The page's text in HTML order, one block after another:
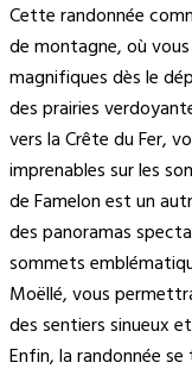
Cette randonnée
de montagne, où
magnifiques dès le
des prairies
vers la Crête du Fer,
imprenables sur les
de Famelon est un
des panoramas
sommets
Moëllé, vous
des sentiers sinueux
Enfin, la randonnée